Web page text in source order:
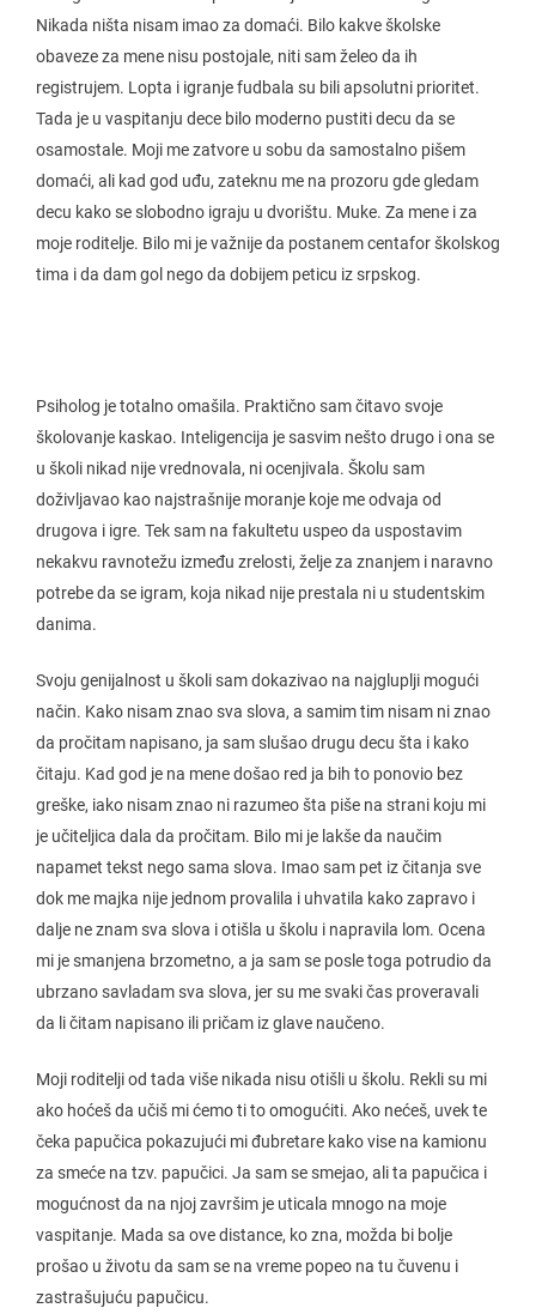
Nikada ništa nisam imao za domaći. Bilo kakve školske
obaveze za mene nisu postojale, niti sam želeo da ih
registrujem. Lopta i igranje fudbala su bili apsolutni prioritet.
Tada je u vaspitanju dece bilo moderno pustiti decu da se
osamostale. Moji me zatvore u sobu da samostalno pišem
domaći, ali kad god uđu, zateknu me na prozoru gde gledam
decu kako se slobodno igraju u dvorištu. Muke. Za mene i za
moje roditelje. Bilo mi je važnije da postanem centafor školskog
tima i da dam gol nego da dobijem peticu iz srpskog.
Psiholog je totalno omašila. Praktično sam čitavo svoje
školovanje kaskao. Inteligencija je sasvim nešto drugo i ona se
u školi nikad nije vrednovala, ni ocenjivala. Školu sam
doživljavao kao najstrašnije moranje koje me odvaja od
drugova i igre. Tek sam na fakultetu uspeo da uspostavim
nekakvu ravnotežu između zrelosti, želje za znanjem i naravno
potrebe da se igram, koja nikad nije prestala ni u studentskim
danima.
Svoju genijalnost u školi sam dokazivao na najgluplji mogući
način. Kako nisam znao sva slova, a samim tim nisam ni znao
da pročitam napisano, ja sam slušao drugu decu šta i kako
čitaju. Kad god je na mene došao red ja bih to ponovio bez
greške, iako nisam znao ni razumeo šta piše na strani koju mi
je učiteljica dala da pročitam. Bilo mi je lakše da naučim
napamet tekst nego sama slova. Imao sam pet iz čitanja sve
dok me majka nije jednom provalila i uhvatila kako zapravo i
dalje ne znam sva slova i otišla u školu i napravila lom. Ocena
mi je smanjena brzometno, a ja sam se posle toga potrudio da
ubrzano savladam sva slova, jer su me svaki čas proveravali
da li čitam napisano ili pričam iz glave naučeno.
Moji roditelji od tada više nikada nisu otišli u školu. Rekli su mi
ako hoćeš da učiš mi ćemo ti to omogućiti. Ako nećeš, uvek te
čeka papučica pokazujući mi đubretare kako vise na kamionu
za smeće na tzv. papučici. Ja sam se smejao, ali ta papučica i
mogućnost da na njoj završim je uticala mnogo na moje
vaspitanje. Mada sa ove distance, ko zna, možda bi bolje
prošao u životu da sam se na vreme popeo na tu čuvenu i
zastrašujuću papučicu.